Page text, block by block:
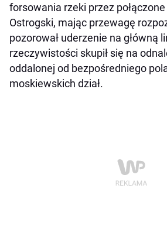
forsowania rzeki przez
Ostrogski, mając przewagę
pozorował uderzenie na główną
rzeczywistości skupił się na
oddalonej od bezpośredniego
moskiewskich dział.